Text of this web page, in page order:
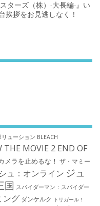
ターズ（株）-大長編-』い
挨拶をお見逃しなく！
ューション BLEACH
THE MOVIE 2 END OF
メラを止めるな！ ザ・マミー
ュ：オンライン ジュ
国 スパイダーマン：スパイダー
ング ダンケルク トリガール！